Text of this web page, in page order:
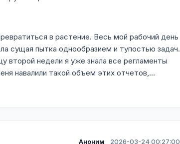
в растение. Весь мой рабочий день
сущая пытка однообразием и тупостью задач.
второй недели я уже знала все регламенты
навалили такой объем этих отчетов,...
Аноним
2026-03-24 00:27:00